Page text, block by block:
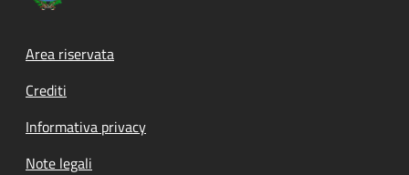
Footer menu
Area riservata
Crediti
Informativa privacy
Note legali